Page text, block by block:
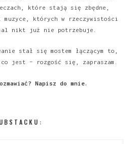
które stają się zbędne,
których w rzeczywistości
nikt już nie potrzebuje.
stał się mostem łączącym to,
jest – rozgość się, zapraszam.
Napisz do mnie.